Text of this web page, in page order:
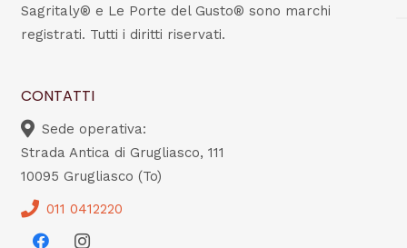
Sagritaly® e Le Porte del Gusto® sono marchi
registrati. Tutti i diritti riservati.
CONTATTI
Sede operativa:
Strada Antica di Grugliasco, 111
10095 Grugliasco (To)
011 0412220